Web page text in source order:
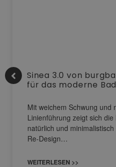
Sinea 3.0 von
für das moderne Bad
Mit weichem Schwung und
Linienführung zeigt sich
natürlich und
Re-Design…
WEITERLESEN >>